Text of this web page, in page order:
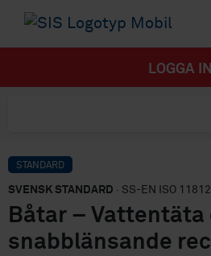
LOGGA IN
STANDARD
SVENSK STANDARD · SS-EN ISO
Båtar – Vattentäta
snabblänsande